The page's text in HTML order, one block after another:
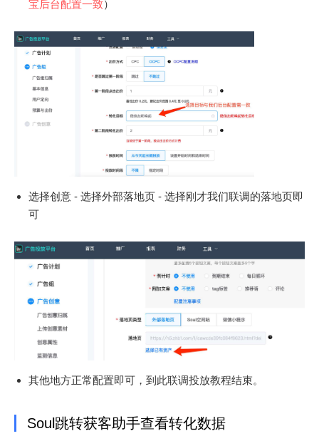
宝后台配置一致）
选择创意 - 选择外部落地页 - 选择刚才我们联调的落地页即
可
其他地方正常配置即可，到此联调投放教程结束。
Soul跳转获客助手查看转化数据